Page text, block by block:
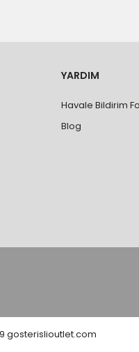
ürünlerde ölçü, ebat,
tekne, küvet, kabin, banyo
mutlaka ölçü ve ebat
YARDIM
Havale Bildirim
Blog
gosterislioutlet.com